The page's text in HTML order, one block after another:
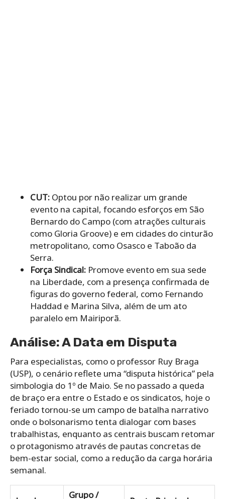
CUT: Optou por não realizar um grande
evento na capital, focando esforços em São
Bernardo do Campo (com atrações culturais
como Gloria Groove) e em cidades do cinturão
metropolitano, como Osasco e Taboão da
Serra.
Força Sindical: Promove evento em sua sede
na Liberdade, com a presença confirmada de
figuras do governo federal, como Fernando
Haddad e Marina Silva, além de um ato
paralelo em Mairiporã.
Análise: A Data em Disputa
Para especialistas, como o professor Ruy Braga
(USP), o cenário reflete uma “disputa histórica” pela
simbologia do 1º de Maio. Se no passado a queda
de braço era entre o Estado e os sindicatos, hoje o
feriado tornou-se um campo de batalha narrativo
onde o bolsonarismo tenta dialogar com bases
trabalhistas, enquanto as centrais buscam retomar
o protagonismo através de pautas concretas de
bem-estar social, como a redução da carga horária
semanal.
Grupo /